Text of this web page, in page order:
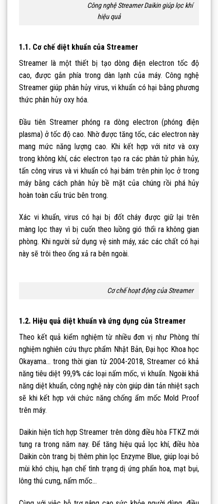
Công nghệ Streamer Daikin giúp lọc khí
hiệu quả
1.1. Cơ chế diệt khuẩn của Streamer
Streamer là một thiết bị tạo dòng điện electron tốc độ
cao, được gắn phía trong dàn lạnh của máy. Công nghệ
Streamer giúp phân hủy virus, vi khuẩn có hại bằng phương
thức phân hủy oxy hóa.
Đầu tiên Streamer phóng ra dòng electron (phóng điện
plasma) ở tốc độ cao. Nhờ được tăng tốc, các electron này
mang mức năng lượng cao. Khi kết hợp với nitơ và oxy
trong không khí, các electron tạo ra các phân tử phân hủy,
tấn công virus và vi khuẩn có hại bám trên phin lọc ở trong
máy bằng cách phân hủy bề mặt của chúng rồi phá hủy
hoàn toàn cấu trúc bên trong.
Xác vi khuẩn, virus có hại bị đốt cháy được giữ lại trên
màng lọc thay vì bị cuốn theo luồng gió thổi ra không gian
phòng. Khi người sử dụng vệ sinh máy, xác các chất có hại
này sẽ trôi theo ống xả ra bên ngoài.
Cơ chế hoạt động của Streamer
1.2. Hiệu quả diệt khuẩn và ứng dụng của Streamer
Theo kết quả kiểm nghiệm từ nhiều đơn vị như Phòng thí
nghiệm nghiên cứu thực phẩm Nhật Bản, Đại học Khoa học
Okayama… trong thời gian từ 2004-2018, Streamer có khả
năng tiêu diệt 99,9% các loại nấm mốc, vi khuẩn. Ngoài khả
năng diệt khuẩn, công nghệ này còn giúp dàn tản nhiệt sạch
sẽ khi kết hợp với chức năng chống ẩm mốc Mold Proof
trên máy.
Daikin hiện tích hợp Streamer trên dòng điều hòa FTKZ mới
tung ra trong năm nay. Để tăng hiệu quả lọc khí, điều hòa
Daikin còn trang bị thêm phin lọc Enzyme Blue, giúp loại bỏ
mùi khó chịu, hạn chế tình trạng dị ứng phấn hoa, mạt bụi,
lông thú cưng, nấm mốc…